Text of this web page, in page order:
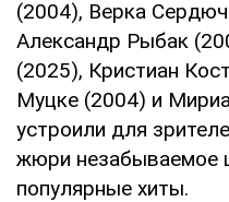
(2004), Верка
Александр Рыбак
(2025), Кристиан
Муцке (2004) и
устроили для
жюри незабываемое
популярные хиты.